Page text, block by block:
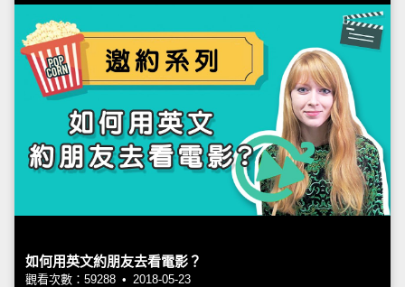
如何用英文約朋友去看電影？
觀看次數：59288 • 2018-05-23